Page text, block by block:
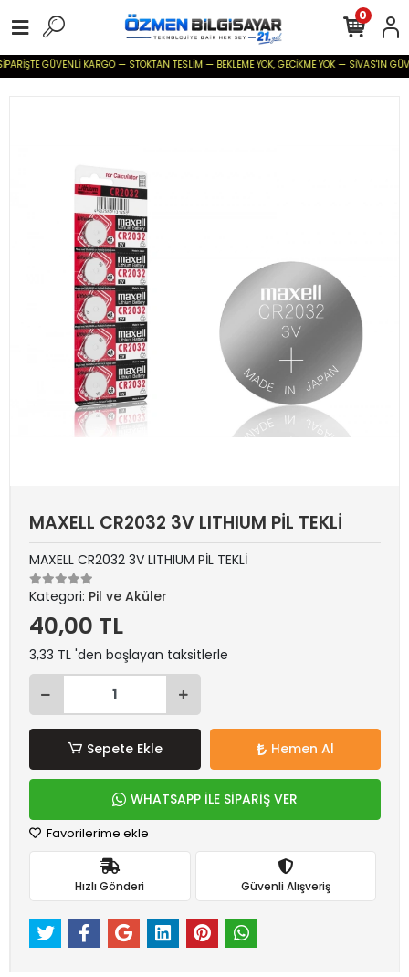
GÜVENLİ KARGO — STOKTAN TESLİM — BEKLEME YOK, GECİKME YOK — SİVAS'IN
0
MAXELL CR2032 3V LITHIUM PİL TEKLİ
MAXELL CR2032 3V LITHIUM PİL TEKLİ
Kategori: Pil ve Aküler
40,00 TL
3,33 TL 'den başlayan taksitlerle
Sepete Ekle Hemen Al
WHATSAPP İLE SİPARİŞ VER
Favorilerime ekle
Hızlı Gönderi Güvenli Alışveriş